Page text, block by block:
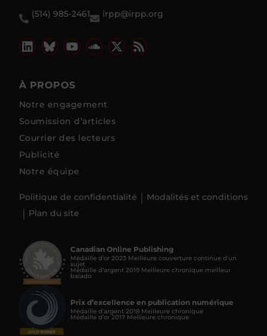
(514) 985-2461
irpp@irpp.org
À PROPOS
Notre engagement
Soumission d’articles
Courrier des lecteurs
Publicité
Notre équipe
Politique de confidentialité
Modalités et conditions
Plan du site
Canadian Online Publishing
Médaille d’or 2023 Meilleure couverture continue d'un
sujet
Médaille d’argent 2019 Meilleure chronique meilleur
balado
Prix d’excellence en publication numérique
Médaille d’argent 2018 Meilleure chronique
Médaille d’or 2017 Meilleure chronique